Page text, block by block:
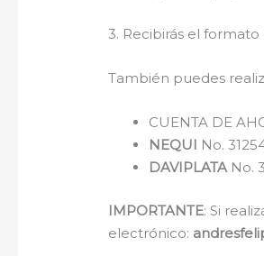
3. Recibirás el
También puedes
CUENTA DE
NEQUI No.
DAVIPLATANo.
IMPORTANTE: Si
electrónico: